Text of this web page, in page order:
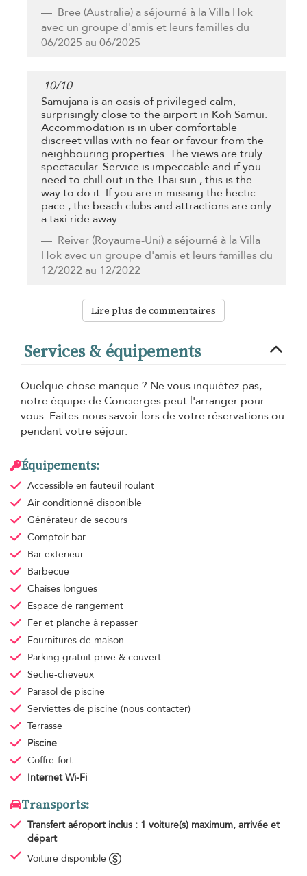
Bree (Australie) a séjourné à la Villa Hok
avec un groupe d'amis et leurs familles du
06/2025 au 06/2025
10/10
Samujana is an oasis of privileged calm,
surprisingly close to the airport in Koh Samui.
Accommodation is in uber comfortable
discreet villas with no fear or favour from the
neighbouring properties. The views are truly
spectacular. Service is impeccable and if you
need to chill out in the Thai sun , this is the
way to do it. If you are in missing the hectic
pace , the beach clubs and attractions are only
a taxi ride away.
Reiver (Royaume-Uni) a séjourné à la Villa
Hok avec un groupe d'amis et leurs familles du
12/2022 au 12/2022
Lire plus de commentaires
Services & équipements
Quelque chose manque ? Ne vous inquiétez pas,
notre équipe de Concierges peut l'arranger pour
vous. Faites-nous savoir lors de votre réservations ou
pendant votre séjour.
Équipements:
Accessible en fauteuil roulant
Air conditionné disponible
Générateur de secours
Comptoir bar
Bar extérieur
Barbecue
Chaises longues
Espace de rangement
Fer et planche à repasser
Fournitures de maison
Parking gratuit privé & couvert
Sèche-cheveux
Parasol de piscine
Serviettes de piscine (nous contacter)
Terrasse
Piscine
Coffre-fort
Internet Wi-Fi
Transports:
Transfert aéroport inclus : 1 voiture(s) maximum, arrivée et
départ
Voiture disponible